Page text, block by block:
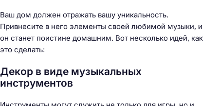
Ваш дом должен отражать вашу уникальность.
Привнесите в него элементы своей любимой музыки, и
он станет поистине домашним. Вот несколько идей, как
это сделать:
Декор в виде музыкальных
инструментов